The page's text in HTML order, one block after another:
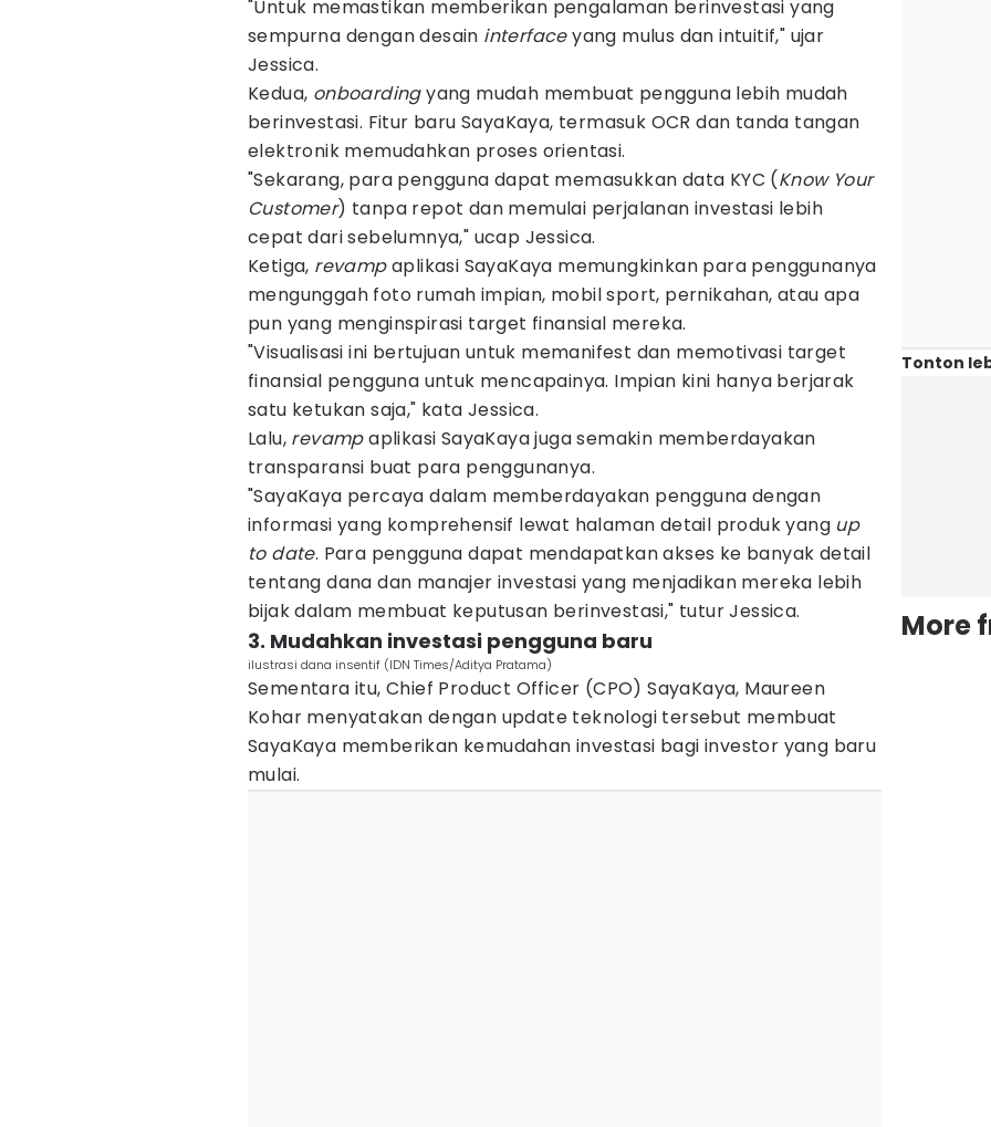
"Untuk memastikan memberikan pengalaman berinvestasi yang
sempurna dengan desain interfaceyang mulus dan intuitif," ujar
Jessica.
Kedua, onboardingyang mudah membuat pengguna lebih mudah
berinvestasi. Fitur baru SayaKaya, termasuk OCR dan tanda tangan
elektronik memudahkan proses orientasi.
"Sekarang, para pengguna dapat memasukkan data KYC (Know Your
Customer) tanpa repot dan memulai perjalanan investasi lebih
cepat dari sebelumnya," ucap Jessica.
Ketiga, revampaplikasi SayaKaya memungkinkan para penggunanya
mengunggah foto rumah impian, mobil sport, pernikahan, atau apa
pun yang menginspirasi target finansial mereka.
"Visualisasi ini bertujuan untuk memanifest dan memotivasi target
finansial pengguna untuk mencapainya. Impian kini hanya berjarak
satu ketukan saja," kata Jessica.
Lalu, revampaplikasi SayaKaya juga semakin memberdayakan
transparansi buat para penggunanya.
"SayaKaya percaya dalam memberdayakan pengguna dengan
informasi yang komprehensif lewat halaman detail produk yang up
to date. Para pengguna dapat mendapatkan akses ke banyak detail
tentang dana dan manajer investasi yang menjadikan mereka lebih
bijak dalam membuat keputusan berinvestasi," tutur Jessica.
3. Mudahkan investasi pengguna baru
ilustrasi dana insentif (IDN Times/Aditya Pratama)
Sementara itu, Chief Product Officer (CPO) SayaKaya, Maureen
Kohar menyatakan dengan update teknologi tersebut membuat
SayaKaya memberikan kemudahan investasi bagi investor yang baru
mulai.
Tonton
More